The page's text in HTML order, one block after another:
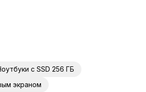
с SSD 256 ГБ
экраном